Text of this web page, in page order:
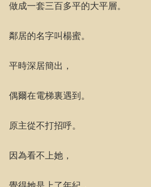
做成一套三百多平的大平層。
鄰居的名字叫楊蜜。
平時深居簡出，
偶爾在電梯裏遇到。
原主從不打招呼。
因為看不上她，